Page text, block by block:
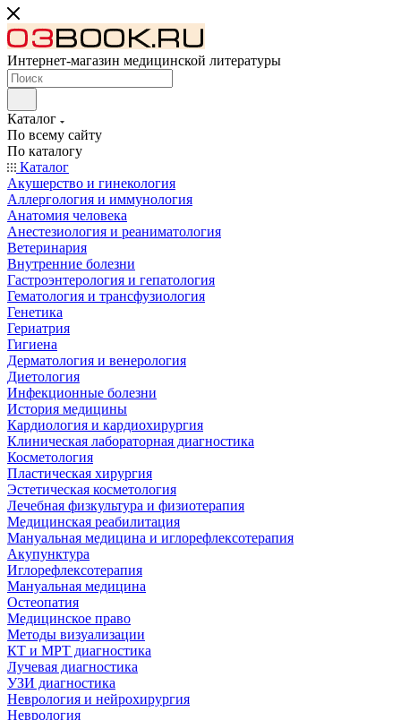
Интернет-магазин медицинской литературы
Каталог
По всему сайту
По каталогу
Каталог
Акушерство и гинекология
Аллергология и иммунология
Анатомия человека
Анестезиология и реаниматология
Ветеринария
Внутренние болезни
Гастроэнтерология и гепатология
Гематология и трансфузиология
Генетика
Гериатрия
Гигиена
Дерматология и венерология
Диетология
Инфекционные болезни
История медицины
Кардиология и кардиохирургия
Клиническая лабораторная диагностика
Косметология
Пластическая хирургия
Эстетическая косметология
Лечебная физкультура и физиотерапия
Медицинская реабилитация
Мануальная медицина и иглорефлексотерапия
Акупунктура
Иглорефлексотерапия
Мануальная медицина
Остеопатия
Медицинское право
Методы визуализации
КТ и МРТ диагностика
Лучевая диагностика
УЗИ диагностика
Неврология и нейрохирургия
Неврология